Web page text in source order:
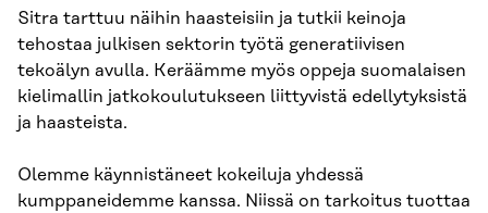
Sitra tarttuu näihin haasteisiin ja tutkii keinoja
tehostaa julkisen sektorin työtä generatiivisen
tekoälyn avulla. Keräämme myös oppeja suomalaisen
kielimallin jatkokoulutukseen liittyvistä edellytyksistä
ja haasteista.
Olemme käynnistäneet kokeiluja yhdessä
kumppaneidemme kanssa. Niissä on tarkoitus tuottaa